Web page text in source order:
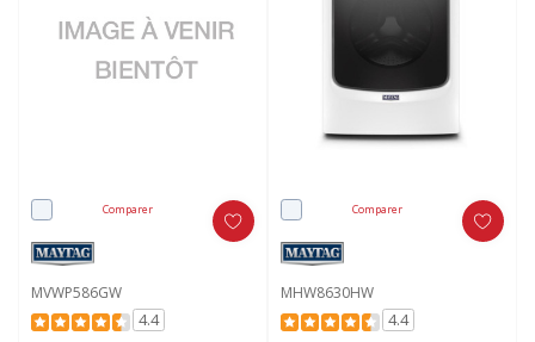
Comparer
MVWP586GW
4.4
Comparer
MHW8630HW
4.4